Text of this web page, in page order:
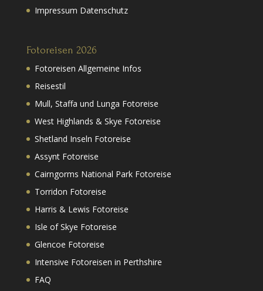
Impressum Datenschutz
Fotoreisen 2026
Fotoreisen Allgemeine Infos
Reisestil
Mull, Staffa und Lunga Fotoreise
West Highlands & Skye Fotoreise
Shetland Inseln Fotoreise
Assynt Fotoreise
Cairngorms National Park Fotoreise
Torridon Fotoreise
Harris & Lewis Fotoreise
Isle of Skye Fotoreise
Glencoe Fotoreise
Intensive Fotoreisen in Perthshire
FAQ